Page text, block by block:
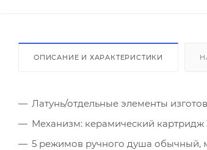
ОПИСАНИЕ И ХАРАКТЕРИСТИКИ
Латунь/отдельные элементы
Механизм: керамический картридж
5 режимов ручного душа обычный,